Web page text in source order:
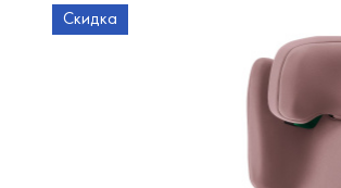
Скидка